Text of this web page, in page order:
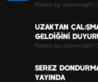
Posted by uponinsight
Uzaktan
Geldiğini
Posted by uponinsight
SEREZ
YAYINDA